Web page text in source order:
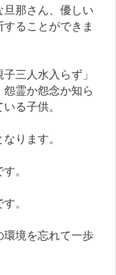
那さん、優しい
ることができま
三人水入らず」
霊か怨念か知ら
る子供。
ります。
。
。
境を忘れて一歩